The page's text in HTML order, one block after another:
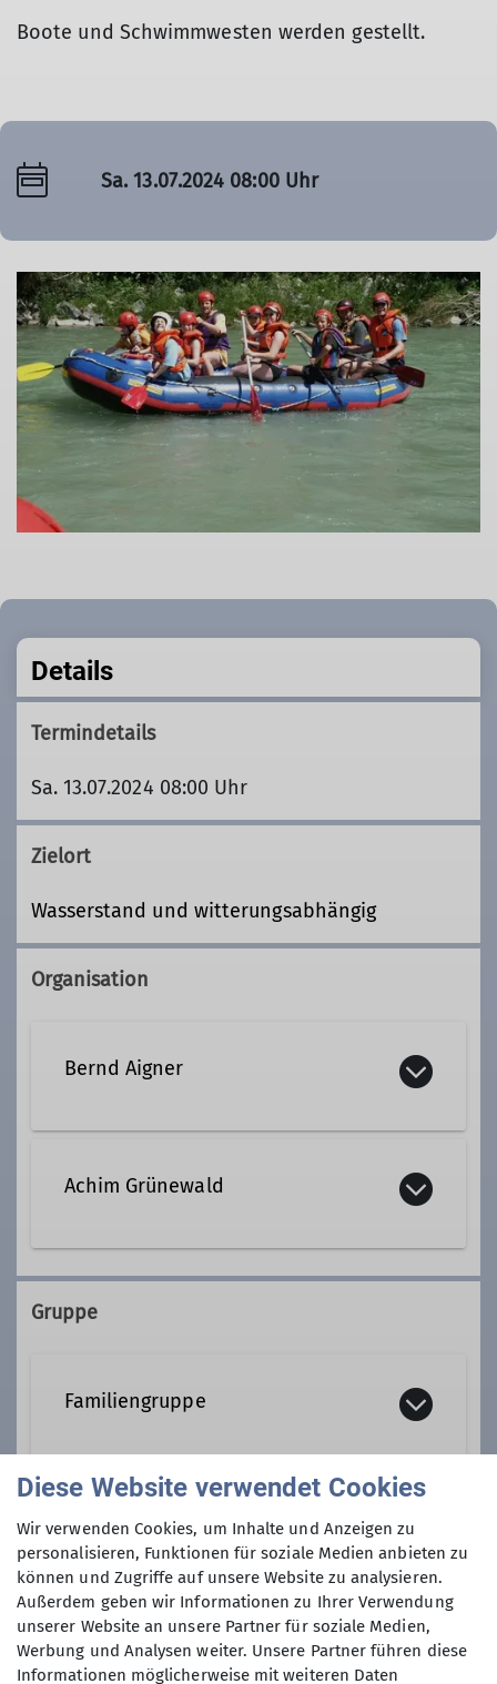
Boote und Schwimmwesten werden gestellt.
Sa. 13.07.2024 08:00 Uhr
Details
Termindetails
Sa. 13.07.2024 08:00 Uhr
Zielort
Wasserstand und witterungsabhängig
Organisation
Bernd Aigner
Qualifikationen
Tourenleiter
Achim Grünewald
achim.gruenewald@alpenverein-
Gruppe
Familiengruppe
Die Familiengruppe des Alpenvereins
Gangkofen ist keine feste Gruppe,
sondern eine offene Familiengruppe,
d.h. es können alle Mütter, Väter,
Omas, Opas usw. mit ihren Kindern
oder Enkeln an den Touren
teilnehmen.
Maximale Teilnehmeranzahl
24
Diese Website verwendet Cookies
Wir verwenden Cookies, um Inhalte und Anzeigen zu
personalisieren, Funktionen für soziale Medien anbieten zu
können und Zugriffe auf unsere Website zu analysieren.
Außerdem geben wir Informationen zu Ihrer Verwendung
unserer Website an unsere Partner für soziale Medien,
Werbung und Analysen weiter. Unsere Partner führen diese
Informationen möglicherweise mit weiteren Daten